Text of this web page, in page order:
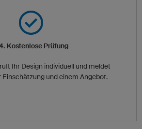
Kostenlose Prüfung
Ihr Design individuell und meldet
Einschätzung und einem Angebot.